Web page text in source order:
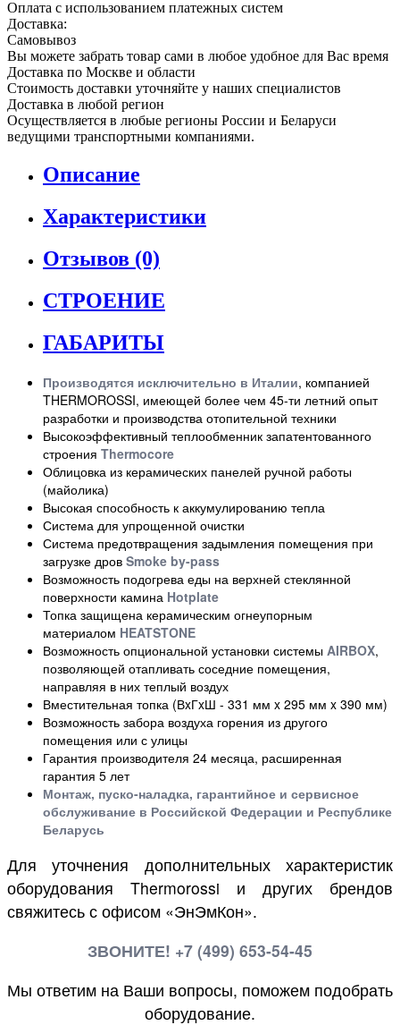
Оплата с использованием платежных систем
Доставка:
Самовывоз
Вы можете забрать товар сами в любое удобное для Вас время
Доставка по Москве и области
Стоимость доставки уточняйте у наших специалистов
Доставка в любой регион
Осуществляется в любые регионы России и Беларуси
ведущими транспортными компаниями.
Описание
Характеристики
Отзывов (0)
СТРОЕНИЕ
ГАБАРИТЫ
Производятся исключительно в Италии, компанией
THERMOROSSI, имеющей более чем 45-ти летний опыт
разработки и производства отопительной техники
Высокоэффективный теплообменник запатентованного
строения Thermocore
Облицовка из керамических панелей ручной работы
(майолика)
Высокая способность к аккумулированию тепла
Система для упрощенной очистки
Система предотвращения задымления помещения при
загрузке дров Smoke by-pass
Возможность подогрева еды на верхней стеклянной
поверхности камина Hotplate
Топка защищена керамическим огнеупорным
материалом HEATSTONE
Возможность опциональной установки системы AIRBOX,
позволяющей отапливать соседние помещения,
направляя в них теплый воздух
Вместительная топка (ВxГxШ - 331 мм x 295 мм x 390 мм)
Возможность забора воздуха горения из другого
помещения или с улицы
Гарантия производителя 24 месяца, расширенная
гарантия 5 лет
Монтаж, пуско-наладка, гарантийное и сервисное
обслуживание в Российской Федерации и Республике
Беларусь
Для уточнения дополнительных характеристик
оборудования Thermorossi и других брендов
свяжитесь с офисом «ЭнЭмКон».
ЗВОНИТЕ! +7 (499) 653-54-45
Мы ответим на Ваши вопросы, поможем подобрать
оборудование.